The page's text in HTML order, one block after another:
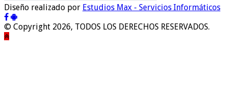
Diseño realizado por Estudios Max - Servicios Informáticos
© Copyright 2026, TODOS LOS DERECHOS RESERVADOS.